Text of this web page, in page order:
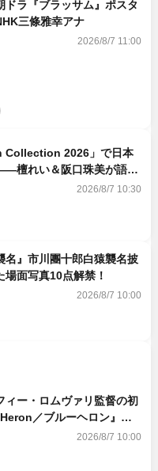
ドラ『ブラッサム』ポスタ
三條雅幸アナ
2026/8/7 11:00
Collection 2026」で日本
檀れい＆阪口珠美が語る
な魅力
2026/8/7 10:30
名』市川團十郎白猿襲名披
面写真10点解禁！
2026/8/7 10:00
ィー・ロムヴァリ監督の初
／ブルーヘロン』
2026/8/7 10:00